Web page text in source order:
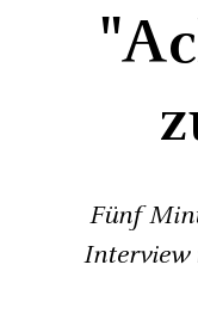
Fünf
Interview